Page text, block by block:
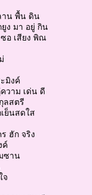
าน พื้น ดิน
ง มา อยู่ กิน
ซอ เสียง พิณ
มิงค์
วาม เด่น ดี
ลสตรี
ย็นสดใส
ฮัก จริง
ค์
ซาน
จ